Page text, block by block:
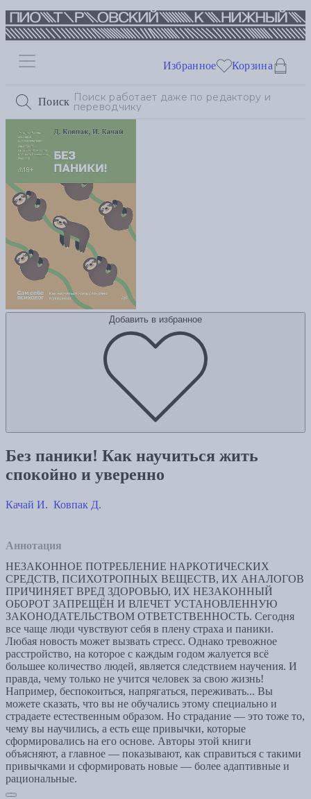
Поиск
Избранное Корзина
Добавить в избранное
Без паники! Как научиться жить
спокойно и уверенно
Качай И. Ковпак Д.
Аннотация
НЕЗАКОННОЕ ПОТРЕБЛЕНИЕ НАРКОТИЧЕСКИХ
СРЕДСТВ, ПСИХОТРОПНЫХ ВЕЩЕСТВ, ИХ АНАЛОГОВ
ПРИЧИНЯЕТ ВРЕД ЗДОРОВЬЮ, ИХ НЕЗАКОННЫЙ
ОБОРОТ ЗАПРЕЩЁН И ВЛЕЧЕТ УСТАНОВЛЕННУЮ
ЗАКОНОДАТЕЛЬСТВОМ ОТВЕТСТВЕННОСТЬ. Сегодня
все чаще люди чувствуют себя в плену страха и паники.
Любая новость может вызвать стресс. Однако тревожное
расстройство, на которое с каждым годом жалуется всё
большее количество людей, является следствием научения. И
правда, чему только не учится человек за свою жизнь!
Например, беспокоиться, напрягаться, переживать... Вы
можете сказать, что вы не обучались этому специально и
страдаете естественным образом. Но страдание — это тоже то,
чему вы научились, а есть еще привычки, которые
сформировались на его основе. Авторы этой книги
объясняют, а главное — показывают, как справиться с такими
привычками и сформировать новые — более адаптивные и
рациональные.